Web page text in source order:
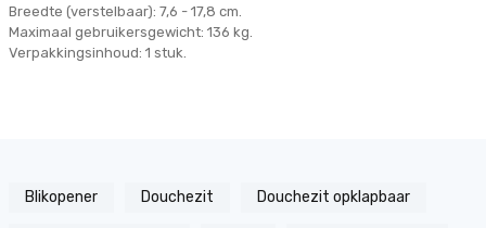
Breedte (verstelbaar): 7,6 - 17,8 cm.
Maximaal gebruikersgewicht: 136 kg.
Verpakkingsinhoud: 1 stuk.
Blikopener Douchezit Douchezit opklapbaar